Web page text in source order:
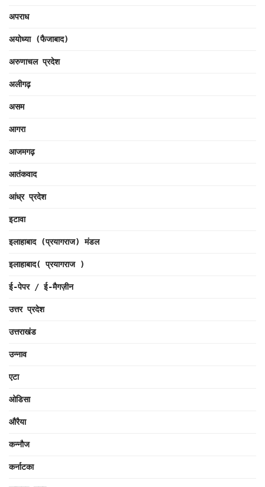
अपराध
अयोध्या (फैजाबाद)
अरुणाचल प्रदेश
अलीगढ़
असम
आगरा
आजमगढ़
आतंकवाद
आंध्र प्रदेश
इटावा
इलाहाबाद (प्रयागराज) मंडल
इलाहाबाद( प्रयागराज )
ई-पेपर / ई-मैगज़ीन
उत्तर प्रदेश
उत्तराखंड
उन्नाव
एटा
ओडिसा
औरैया
कन्नौज
कर्नाटका